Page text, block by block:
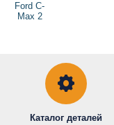
Ford C-
Max 2
Каталог деталей